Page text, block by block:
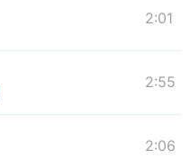
2:01
2:55
2:06